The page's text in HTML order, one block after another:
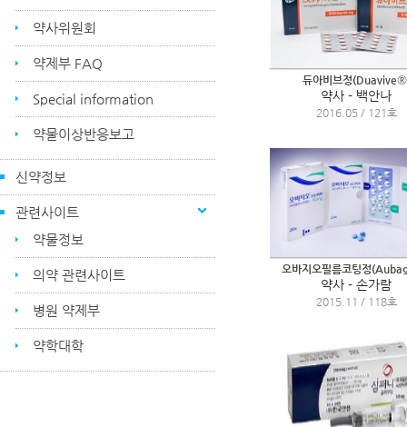
약사위원회
약제부 FAQ
Special information
약물이상반응보고
신약정보
관련사이트
약물정보
의약 관련사이트
병원 약제부
약학대학
듀아비브정
약사 - 백안나
2016.05 / 121호
오바지오필름코팅정
약사 - 손가람
2015.11 / 118호